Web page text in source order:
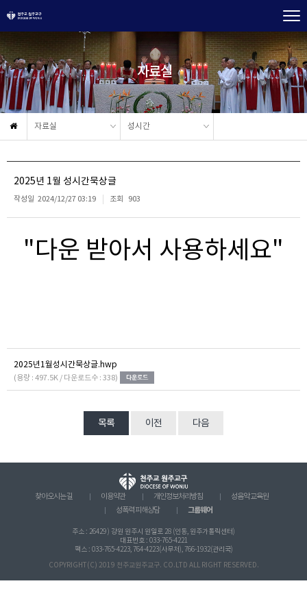
자료실
자료실 성시간
2025년 1월 성시간묵상글
작성일 2024/12/27 03:19 조회 903
"다운 받아서 사용하세요"
2025년1월성시간묵상글.hwp
(용량 : 497.5K / 다운로드수 : 338)
목록 이전 다음
찾아오시는 길 이용약관 개인정보처리방침
성음악 교육원
성폭력 피해상담
그룹웨어
주소 : 26429 ) 강원 원주시 원일로 28 (인동, 원주가톨릭센터)
대표번호 : 033-765-4221
팩스 : 033-765-4223, 764-4223(사무처), 766-1932(관리국)
COPYRIGHT(C) 2019 천주교원주교구. CO.LTD ALL RIGHT RESERVED.